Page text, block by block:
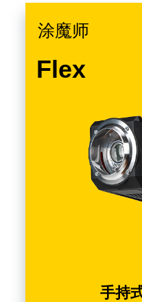
涂魔师
Flex
手持